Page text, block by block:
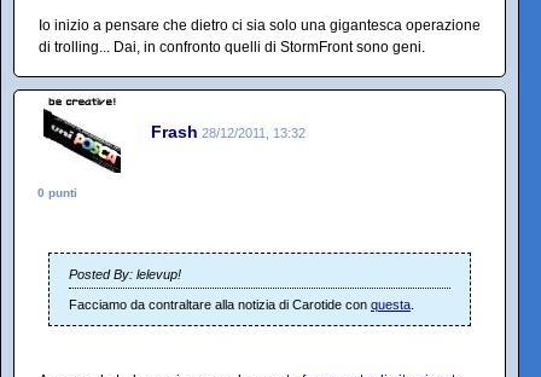
Io inizio a pensare che dietro ci sia solo una gigantesca operazione
di trolling... Dai, in confronto quelli di StormFront sono geni.
Frash 28/12/2011, 13:32
0 punti
Posted By: lelevup!
Facciamo da contraltare alla notizia di Carotide con questa